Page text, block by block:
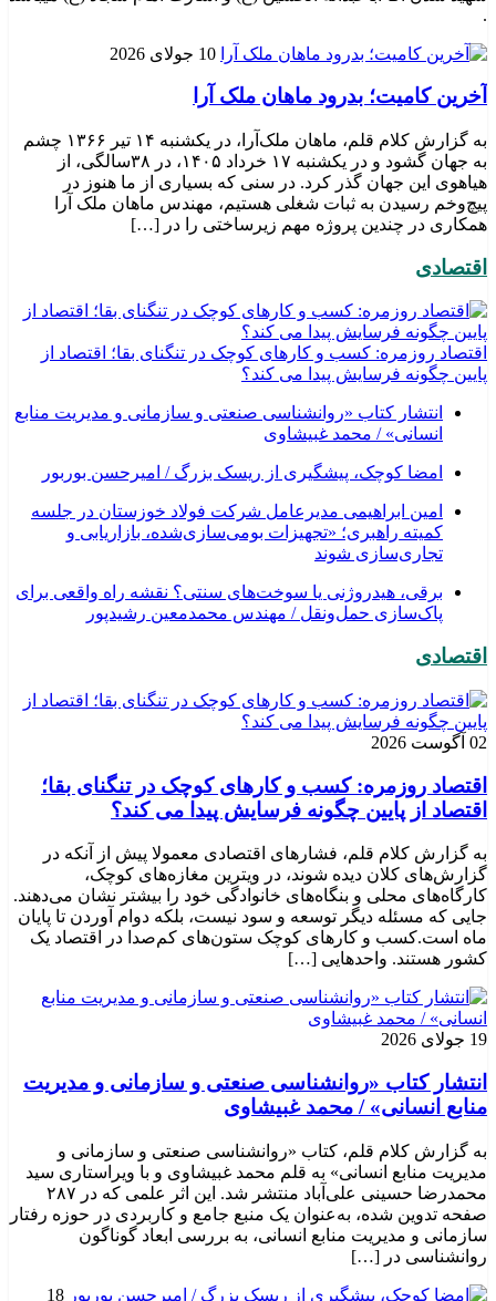
.
10 جولای 2026
​آخرین کامیت؛ بدرود ماهان ملک آرا
به گزارش کلام قلم، ماهان ملک‌آرا، در یکشنبه ۱۴ تیر ۱۳۶۶ چشم
به جهان گشود و در یکشنبه ۱۷ خرداد ۱۴۰۵، در ۳۸سالگی، از
هیاهوی این جهان گذر کرد. در سنی که بسیاری از ما هنوز در
پیچ‌وخم رسیدن به ثبات شغلی هستیم، مهندس ماهان ملک آرا
همکاری در چندین پروژه مهم زیرساختی را در […]
اقتصادی
اقتصاد روزمره: کسب‌ و کارهای کوچک در تنگنای بقا؛ اقتصاد از
پایین چگونه فرسایش پیدا می کند؟
انتشار کتاب «روانشناسی صنعتی و سازمانی و مدیریت منابع
انسانی» / محمد غبیشاوی
امضا کوچک، پیشگیری از ریسک بزرگ / امیرحسن بوربور
امین ابراهیمی مدیرعامل شرکت فولاد خوزستان در جلسه
کمیته راهبری؛ «تجهیزات بومی‌سازی‌شده، بازاریابی و
تجاری‌سازی شوند
برقی، هیدروژنی یا سوخت‌های سنتی؟ نقشه راه واقعی برای
پاک‌سازی حمل‌ونقل / مهندس محمدمعین رشیدپور
اقتصادی
02 آگوست 2026
اقتصاد روزمره: کسب‌ و کارهای کوچک در تنگنای بقا؛
اقتصاد از پایین چگونه فرسایش پیدا می کند؟
به گزارش کلام قلم، فشارهای اقتصادی معمولا پیش از آنکه در
گزارش‌های کلان دیده شوند، در ویترین مغازه‌های کوچک،
کارگاه‌های محلی و بنگاه‌های خانوادگی خود را بیشتر نشان می‌دهند.
جایی که مسئله دیگر توسعه و سود نیست، بلکه دوام آوردن تا پایان
ماه است.کسب‌ و کارهای کوچک ستون‌های کم‌صدا در اقتصاد یک
کشور هستند. واحدهایی […]
19 جولای 2026
انتشار کتاب «روانشناسی صنعتی و سازمانی و مدیریت
منابع انسانی» / محمد غبیشاوی
به گزارش کلام قلم، کتاب «روانشناسی صنعتی و سازمانی و
مدیریت منابع انسانی» به قلم محمد غبیشاوی و با ویراستاری سید
محمدرضا حسینی علی‌آباد منتشر شد. این اثر علمی که در ۲۸۷
صفحه تدوین شده، به‌عنوان یک منبع جامع و کاربردی در حوزه رفتار
سازمانی و مدیریت منابع انسانی، به بررسی ابعاد گوناگون
روانشناسی در […]
18